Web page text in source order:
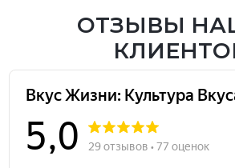
ОТЗЫВЫ